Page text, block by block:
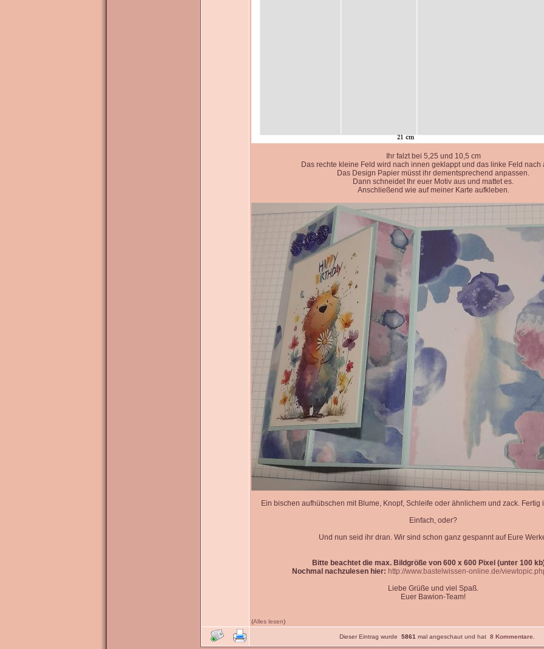
Ihr falzt bei 5,25 und 10,5 cm
Das rechte kleine Feld wird nach innen geklappt und das linke Feld nach
Das Design Papier müsst ihr dementsprechend anpassen.
Dann schneidet Ihr euer Motiv aus und mattet es.
Anschließend wie auf meiner Karte aufkleben.
Ein bischen aufhübschen mit Blume, Knopf, Schleife oder ähnlichem und zack. Fertig
Einfach, oder?
Und nun seid ihr dran. Wir sind schon ganz gespannt auf Eure
Bitte beachtet die max. Bildgröße von 600 x 600 Pixel (unter 100
Nochmal nachzulesen hier: http://www.bastelwissen-online.de/
Liebe Grüße und viel Spaß.
Euer Bawion-Team!
(Alles lesen)
Dieser Eintrag wurde 5861 mal angeschaut und hat 8 Kommentare